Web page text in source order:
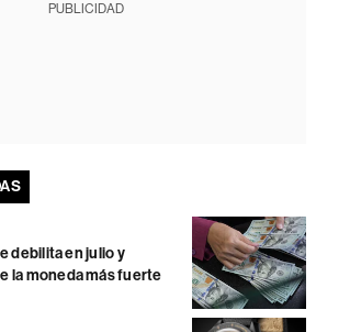
PUBLICIDAD
debilita en julio y
la moneda más fuerte